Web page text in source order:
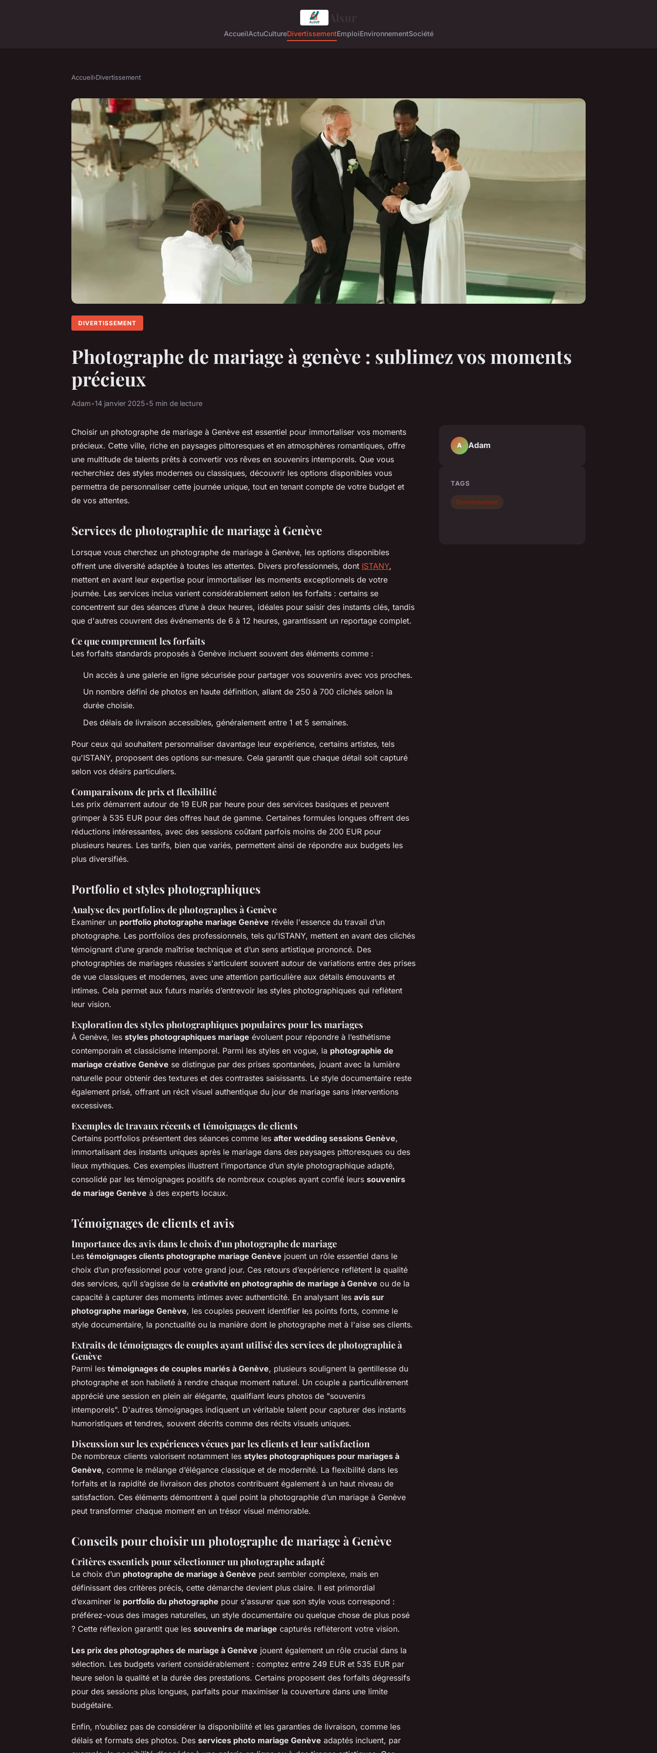
AccueilActuCultureDivertissementEmploiEnvironnementSociété
Accueil›Divertissement
DIVERTISSEMENT
Photographe de mariage à genève : sublimez vos moments
précieux
Adam•14 janvier 2025•5 min de lecture
Choisir un photographe de mariage à Genève est essentiel pour immortaliser vos moments
précieux. Cette ville, riche en paysages pittoresques et en atmosphères romantiques, offre
une multitude de talents prêts à convertir vos rêves en souvenirs intemporels. Que vous
recherchiez des styles modernes ou classiques, découvrir les options disponibles vous
permettra de personnaliser cette journée unique, tout en tenant compte de votre budget et
de vos attentes.
Services de photographie de mariage à Genève
Lorsque vous cherchez un photographe de mariage à Genève, les options disponibles
offrent une diversité adaptée à toutes les attentes. Divers professionnels, dont ISTANY,
mettent en avant leur expertise pour immortaliser les moments exceptionnels de votre
journée. Les services inclus varient considérablement selon les forfaits : certains se
concentrent sur des séances d’une à deux heures, idéales pour saisir des instants clés, tandis
que d'autres couvrent des événements de 6 à 12 heures, garantissant un reportage complet.
Ce que comprennent les forfaits
Les forfaits standards proposés à Genève incluent souvent des éléments comme :
Un accès à une galerie en ligne sécurisée pour partager vos souvenirs avec vos proches.
Un nombre défini de photos en haute définition, allant de 250 à 700 clichés selon la
durée choisie.
Des délais de livraison accessibles, généralement entre 1 et 5 semaines.
Pour ceux qui souhaitent personnaliser davantage leur expérience, certains artistes, tels
qu'ISTANY, proposent des options sur-mesure. Cela garantit que chaque détail soit capturé
selon vos désirs particuliers.
Comparaisons de prix et flexibilité
Les prix démarrent autour de 19 EUR par heure pour des services basiques et peuvent
grimper à 535 EUR pour des offres haut de gamme. Certaines formules longues offrent des
réductions intéressantes, avec des sessions coûtant parfois moins de 200 EUR pour
plusieurs heures. Les tarifs, bien que variés, permettent ainsi de répondre aux budgets les
plus diversifiés.
Portfolio et styles photographiques
Analyse des portfolios de photographes à Genève
Examiner un portfolio photographe mariage Genève révèle l'essence du travail d’un
photographe. Les portfolios des professionnels, tels qu'ISTANY, mettent en avant des clichés
témoignant d’une grande maîtrise technique et d’un sens artistique prononcé. Des
photographies de mariages réussies s'articulent souvent autour de variations entre des prises
de vue classiques et modernes, avec une attention particulière aux détails émouvants et
intimes. Cela permet aux futurs mariés d’entrevoir les styles photographiques qui reflètent
leur vision.
Exploration des styles photographiques populaires pour les mariages
À Genève, les styles photographiques mariage évoluent pour répondre à l’esthétisme
contemporain et classicisme intemporel. Parmi les styles en vogue, la photographie de
mariage créative Genève se distingue par des prises spontanées, jouant avec la lumière
naturelle pour obtenir des textures et des contrastes saisissants. Le style documentaire reste
également prisé, offrant un récit visuel authentique du jour de mariage sans interventions
excessives.
Exemples de travaux récents et témoignages de clients
Certains portfolios présentent des séances comme les after wedding sessions Genève,
immortalisant des instants uniques après le mariage dans des paysages pittoresques ou des
lieux mythiques. Ces exemples illustrent l’importance d’un style photographique adapté,
consolidé par les témoignages positifs de nombreux couples ayant confié leurs souvenirs
de mariage Genève à des experts locaux.
Témoignages de clients et avis
Importance des avis dans le choix d'un photographe de mariage
Les témoignages clients photographe mariage Genève jouent un rôle essentiel dans le
choix d’un professionnel pour votre grand jour. Ces retours d’expérience reflètent la qualité
des services, qu’il s’agisse de la créativité en photographie de mariage à Genève ou de la
capacité à capturer des moments intimes avec authenticité. En analysant les avis sur
photographe mariage Genève, les couples peuvent identifier les points forts, comme le
style documentaire, la ponctualité ou la manière dont le photographe met à l'aise ses clients.
Extraits de témoignages de couples ayant utilisé des services de photographie à
Genève
Parmi les témoignages de couples mariés à Genève, plusieurs soulignent la gentillesse du
photographe et son habileté à rendre chaque moment naturel. Un couple a particulièrement
apprécié une session en plein air élégante, qualifiant leurs photos de "souvenirs
intemporels". D'autres témoignages indiquent un véritable talent pour capturer des instants
humoristiques et tendres, souvent décrits comme des récits visuels uniques.
Discussion sur les expériences vécues par les clients et leur satisfaction
De nombreux clients valorisent notamment les styles photographiques pour mariages à
Genève, comme le mélange d’élégance classique et de modernité. La flexibilité dans les
forfaits et la rapidité de livraison des photos contribuent également à un haut niveau de
satisfaction. Ces éléments démontrent à quel point la photographie d’un mariage à Genève
peut transformer chaque moment en un trésor visuel mémorable.
Conseils pour choisir un photographe de mariage à Genève
Critères essentiels pour sélectionner un photographe adapté
Le choix d’un photographe de mariage à Genève peut sembler complexe, mais en
définissant des critères précis, cette démarche devient plus claire. Il est primordial
d’examiner le portfolio du photographe pour s'assurer que son style vous correspond :
préférez-vous des images naturelles, un style documentaire ou quelque chose de plus posé
? Cette réflexion garantit que les souvenirs de mariage capturés reflèteront votre vision.
Les prix des photographes de mariage à Genève jouent également un rôle crucial dans la
sélection. Les budgets varient considérablement : comptez entre 249 EUR et 535 EUR par
heure selon la qualité et la durée des prestations. Certains proposent des forfaits dégressifs
pour des sessions plus longues, parfaits pour maximiser la couverture dans une limite
budgétaire.
Enfin, n’oubliez pas de considérer la disponibilité et les garanties de livraison, comme les
délais et formats des photos. Des services photo mariage Genève adaptés incluent, par
A Adam
TAGS
Divertissement